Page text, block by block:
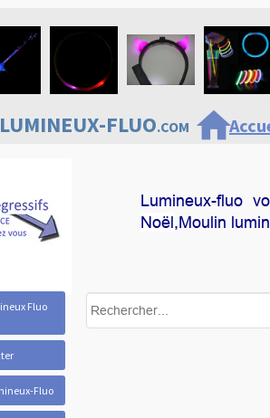
Fluo
Fluo
LUMINEUX-FLUO.COMhome
Lumineux-fluo
Noël,Moulin